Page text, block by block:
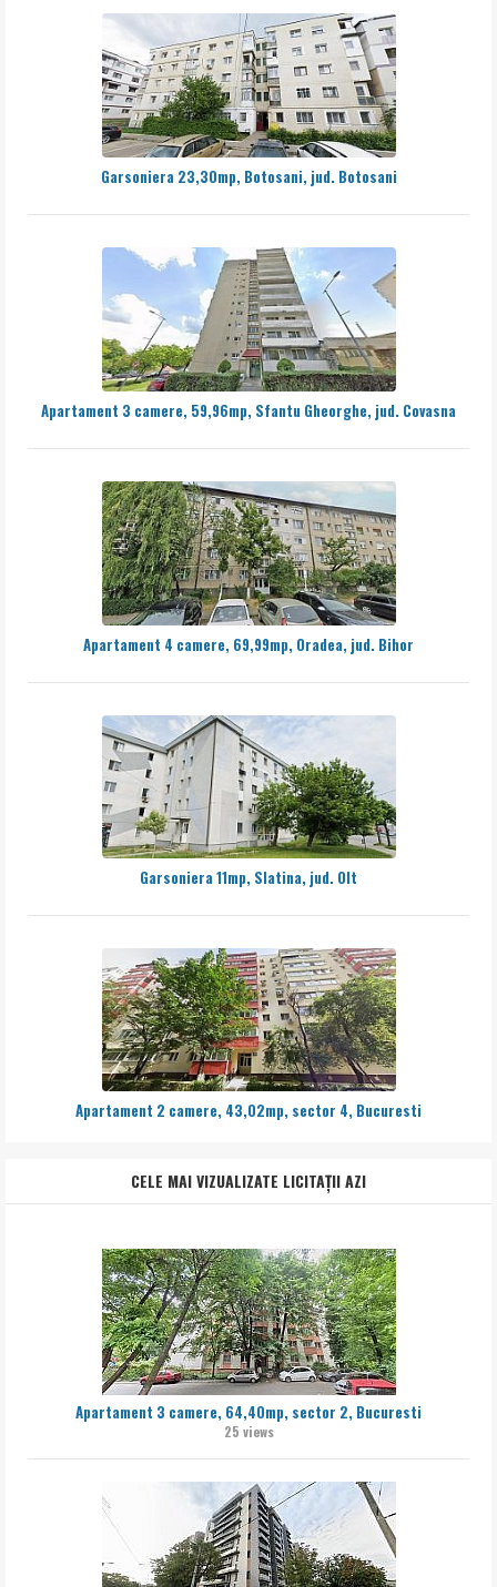
Garsoniera 23,30mp, Botosani, jud. Botosani
Apartament 3 camere, 59,96mp, Sfantu Gheorghe, jud. Covasna
Apartament 4 camere, 69,99mp, Oradea, jud. Bihor
Garsoniera 11mp, Slatina, jud. Olt
Apartament 2 camere, 43,02mp, sector 4, Bucuresti
CELE MAI VIZUALIZATE LICITAȚII AZI
Apartament 3 camere, 64,40mp, sector 2, Bucuresti
25 views